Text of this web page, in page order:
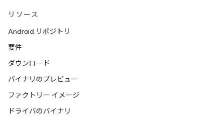
リソース
Android リポジトリ
要件
ダウンロード
バイナリのプレビュー
ファクトリー イメージ
ドライバのバイナリ